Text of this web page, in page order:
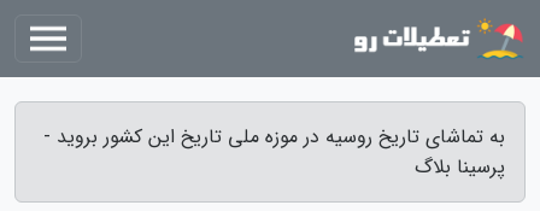
به تماشای تاریخ روسیه در موزه ملی تاریخ این کشور بروید -
پرسینا بلاگ